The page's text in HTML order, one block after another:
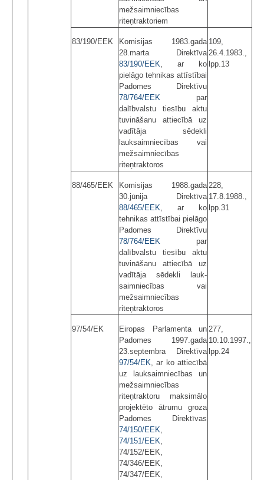
mežsaimniecības
riteņtraktoriem
83/190/EEK
Komisijas 1983.gada
28.marta Direktīva
83/190/EEK , ar ko
pielāgo tehnikas attīstībai
Padomes Direktīvu
78/764/EEK par
dalībvalstu tiesību aktu
tuvināšanu attiecībā uz
vadītāja sēdekli
lauksaimniecības vai
mežsaimniecības
riteņtraktoros
109,
26.4.1983.,
lpp.13
88/465/EEK
Komisijas 1988.gada
30.jūnija Direktīva
88/465/EEK , ar ko
tehnikas attīstībai pielāgo
Padomes Direktīvu
78/764/EEK par
dalībvalstu tiesību aktu
tuvināšanu attiecībā uz
vadītāja sēdekli lauk­
saimniecības vai
mežsaimniecības
riteņtraktoros
228,
17.8.1988.,
lpp.31
97/54/EK
Eiropas Parlamenta un
Padomes 1997.gada
23.septembra Direktīva
97/54/EK , ar ko attiecībā
uz lauksaimniecības un
mežsaimniecības
riteņtraktoru maksimālo
projektēto ātrumu groza
Padomes Direktīvas
74/150/EEK
74/151/EEK
74/152/EEK,
74/346/EEK,
74/347/EEK,
277,
10.10.1997.,
lpp.24